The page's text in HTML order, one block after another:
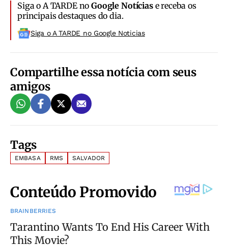
Siga o A TARDE noGoogle Notíciase receba os
principais destaques do dia.
Siga o A TARDE no Google Noticias
Compartilhe essa notícia com seus
amigos
Tags
EMBASA RMS SALVADOR